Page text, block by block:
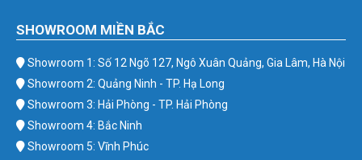
SHOWROOM MIỀN BẮC
Showroom 1: Số 12 Ngõ 127, Ngô Xuân Quảng, Gia Lâm, Hà Nội
Showroom 2: Quảng Ninh - TP. Hạ Long
Showroom 3: Hải Phòng - TP. Hải Phòng
Showroom 4: Bắc Ninh
Showroom 5: Vĩnh Phúc